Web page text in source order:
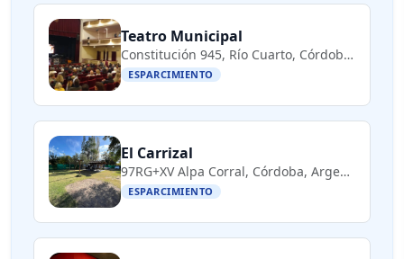
Teatro Municipal
Constitución 945, Río Cuarto, Córdoba, Argentina
ESPARCIMIENTO
El Carrizal
97RG+XV Alpa Corral, Córdoba, Argentina
ESPARCIMIENTO